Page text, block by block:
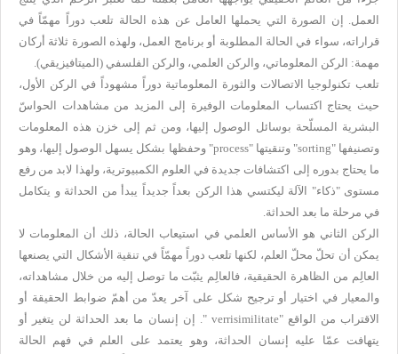
العمل. إن الصورة التي يحملها العامل عن هذه الحالة تلعب دوراً مهمّاً في
قراراته، سواء في الحالة المطلوبة أو برنامج العمل، ولهذه الصورة ثلاثة أركان
مهمة: الركن المعلوماتي، والركن العلمي، والركن الفلسفي (الميتافيزيقي).
تلعب تكنولوجيا الاتصالات والثورة المعلوماتية دوراً مشهوداً في الركن الأول،
حيث يحتاج اكتساب المعلومات الوفيرة إلى المزيد من مشاهدات الحواسّ
البشرية المسلّحة بوسائل الوصول إليها، ومن ثم إلى خزن هذه المعلومات
وتصنيفها "sorting" وتنقيتها "process" وحفظها بشكل يسهل الوصول إليها، وهو
ما يحتاج بدوره إلى اكتشافات جديدة في العلوم الكمبيوترية، ولهذا لابد من رفع
مستوى "ذكاء" الآلة ليكتسي هذا الركن بعداً جديداً يبدأ من الحداثة و يتكامل
في مرحلة ما بعد الحداثة.
الركن الثاني هو الأساس العلمي في استيعاب الحالة، ذلك أن المعلومات لا
يمكن أن تحلّ محلّ العلم، لكنها تلعب دوراً مهمّاً في تنقية الأشكال التي يصنعها
العالِم من الظاهرة الحقيقية، فالعالِم يثبّت ما توصل إليه من خلال مشاهداته،
والمعيار في اختيار أو ترجيح شكل على آخر يعدّ من أهمّ ضوابط الحقيقة أو
الاقتراب من الواقع "verrisimilitate
". إن إنسان ما بعد الحداثة لن يتغير أو
يتهافت عمّا عليه إنسان الحداثة، وهو يعتمد على العلم في فهم الحالة